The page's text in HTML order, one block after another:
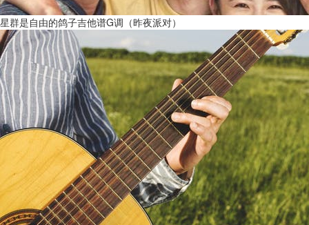
星群是自由的鸽子吉他谱G调（昨夜派对）